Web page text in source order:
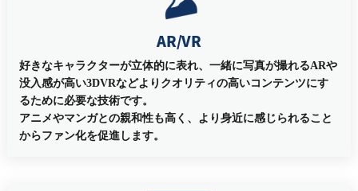
AR/VR
好きなキャラクターが立体的に表れ、一緒に写真が撮れるARや
没入感が高い3DVRなどよりクオリティの高いコンテンツにす
るために必要な技術です。
アニメやマンガとの親和性も高く、より身近に感じられること
からファン化を促進します。